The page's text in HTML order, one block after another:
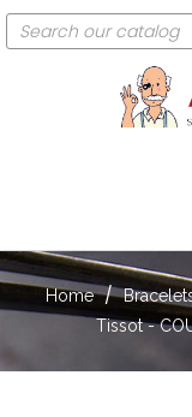
Home
Tissot -